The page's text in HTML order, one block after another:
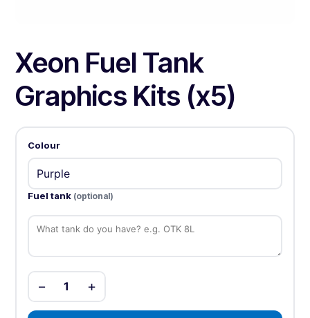
Xeon Fuel Tank
Graphics Kits (x5)
Colour
Fuel tank (optional)
− 1 +